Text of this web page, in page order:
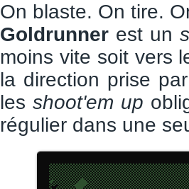
On blaste. On tire.
Goldrunner est un
moins vite soit vers
la direction prise
lesshoot'em up
régulier dans une